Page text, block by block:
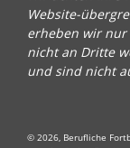
Website-
erheben wir nur
nicht an Dritte
und sind nicht
© 2026, Berufliche